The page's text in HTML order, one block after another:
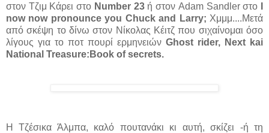
στον Τζιμ Κάρει στο Νumber 23ή στον Adam Sandler στο
now now pronounce you Chuck and Larry; Χμμμ....Mετά
από σκέψη το δίνω στον Νίκολας Κέιτζ που σιχαίνομαι όσο
λίγους για το ποτ πουρί ερμηνειών Ghost rider, Next kai
National Treasure:Book of secrets.
H Tζέσικα Άλμπα, καλό πουτανάκι κι αυτή, σκίζει -ή τη